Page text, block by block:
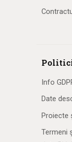
Info
Date
Proiecte
Termeni